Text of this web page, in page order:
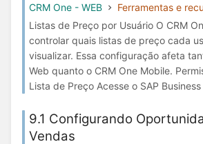
CRM One - WEB
Ferramentas e
Listas de Preço por Usuário O CRM
controlar quais listas de preço cada
visualizar. Essa configuração afeta
Web quanto o CRM One Mobile.
Lista de Preço Acesse o SAP
9.1 Configurando
Vendas